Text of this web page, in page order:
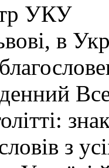
УКУ
в
з